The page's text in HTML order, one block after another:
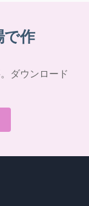
で作
ダウンロード